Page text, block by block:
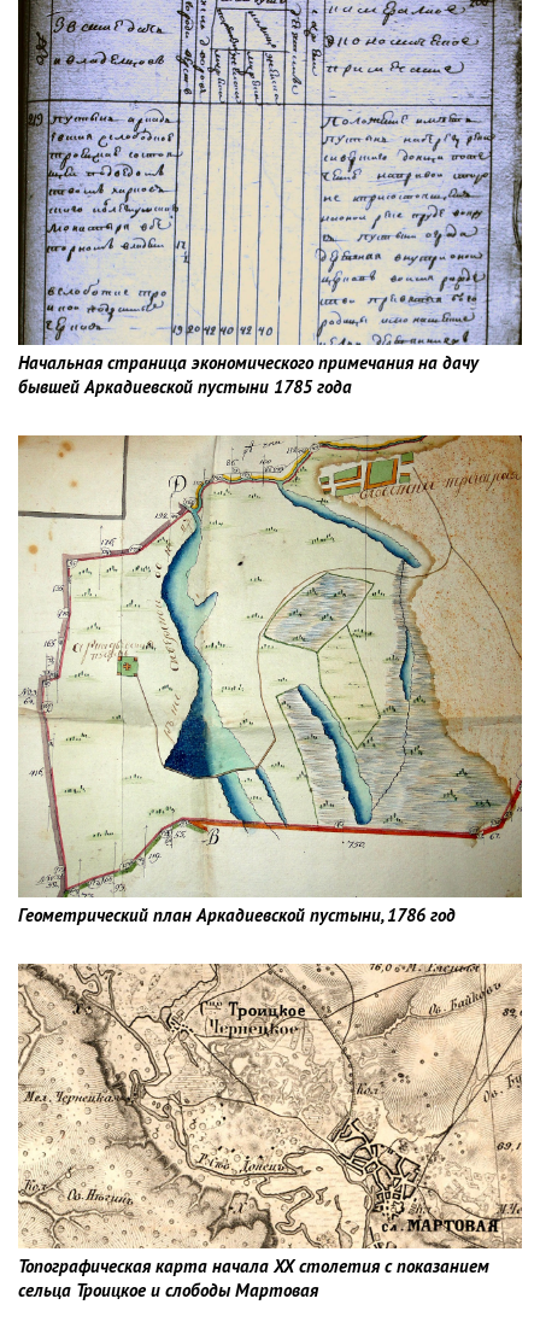
Начальная страница экономического примечания на дачу
бывшей Аркадиевской пустыни 1785 года
Геометрический план Аркадиевской пустыни, 1786 год
Топографическая карта начала XX столетия с показанием
сельца Троицкое и слободы Мартовая